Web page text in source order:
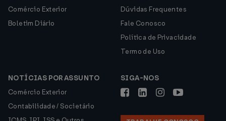
Comércio Exterior
Boletim Diário
Dúvidas Frequentes
Fale Conosco
Política de Privacidade
Termo de Uso
NOTÍCIAS POR ASSUNTO
Comércio Exterior
Contabilidade / Societário
SIGA-NOS